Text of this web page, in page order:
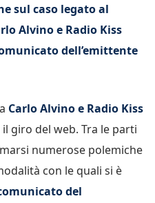
sul caso legato al
Alvino e Radio Kiss
dell’emittente
Carlo Alvino e Radio Kiss
giro del web. Tra le parti
numerose polemiche
con le quali si è
del